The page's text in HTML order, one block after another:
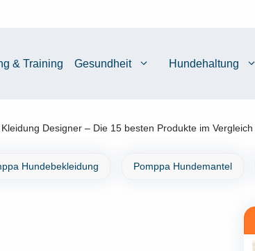
& Training Gesundheit Hundehaltung
Designer – Die 15 besten Produkte im Vergleich
Hundebekleidung Pomppa Hundemantel